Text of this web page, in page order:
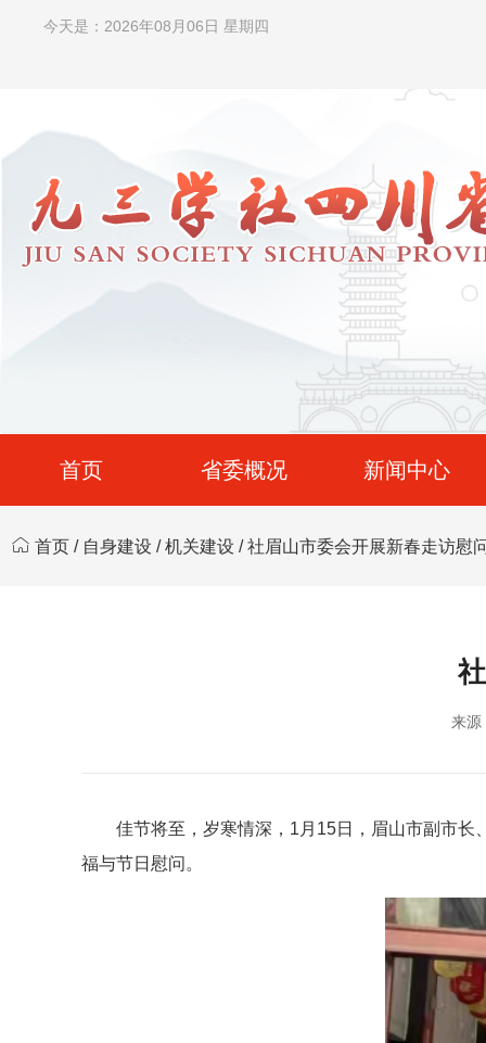
今天是：2026年08月06日 星期四
首页 省委概况 新闻中心
首页 / 自身建设 /机关建设 / 社眉山市委会开展新春走访慰
来源
佳节将至，岁寒情深，1月15日，眉山市副市
福与节日慰问。